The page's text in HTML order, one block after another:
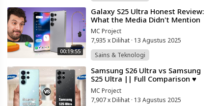
00:19:55
⁣Galaxy S25 Ultra Honest Review:
What the Media Didn't Mention
MC Project
7,935 x Dilihat · 13 Agustus 2025
Sains & Teknologi
⁣Samsung S26 Ultra vs Samsung
S25 Ultra || Full Comparison ♥️
@techwale269
MC Project
7,907 x Dilihat · 13 Agustus 2025